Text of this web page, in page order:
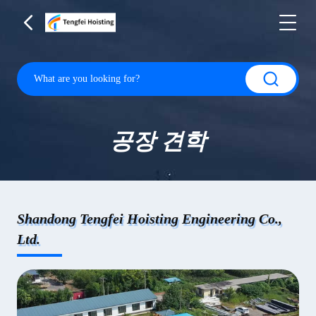
공장 견학
Shandong Tengfei Hoisting Engineering Co.,
Ltd.